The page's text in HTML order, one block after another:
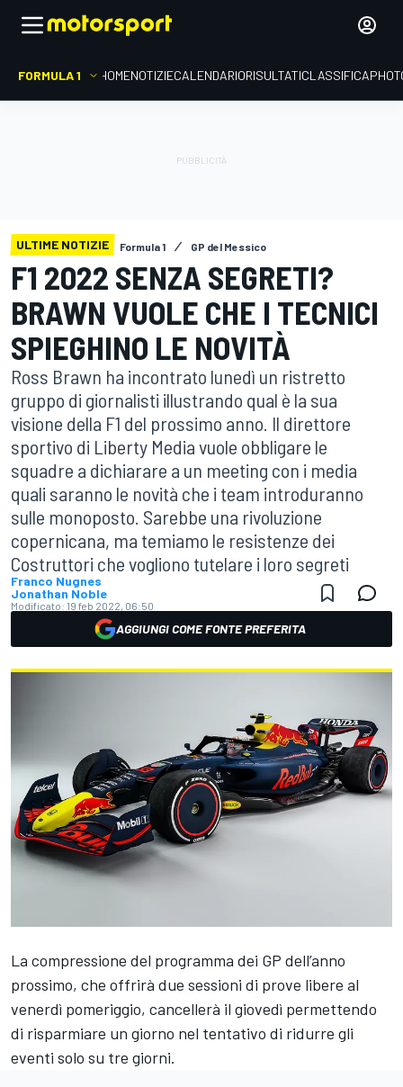
FORMULA 1 HOMENOTIZIECALENDARIORISULTATICLASSIFICA
ULTIME NOTIZIE Formula 1 GP del Messico
F1 2022 SENZA SEGRETI?
BRAWN VUOLE CHE I TECNICI
SPIEGHINO LE NOVITÀ
Ross Brawn ha incontrato lunedì un ristretto
gruppo di giornalisti illustrando qual è la sua
visione della F1 del prossimo anno. Il direttore
sportivo di Liberty Media vuole obbligare le
squadre a dichiarare a un meeting con i media
quali saranno le novità che i team introduranno
sulle monoposto. Sarebbe una rivoluzione
copernicana, ma temiamo le resistenze dei
Costruttori che vogliono tutelare i loro segreti
Franco Nugnes
Jonathan Noble
Modificato: 19 feb 2022, 06:50
AGGIUNGI COME FONTE PREFERITA
La compressione del programma dei GP dell’anno
prossimo, che offrirà due sessioni di prove libere al
venerdì pomeriggio, cancellerà il giovedì permettendo
di risparmiare un giorno nel tentativo di ridurre gli
eventi solo su tre giorni.